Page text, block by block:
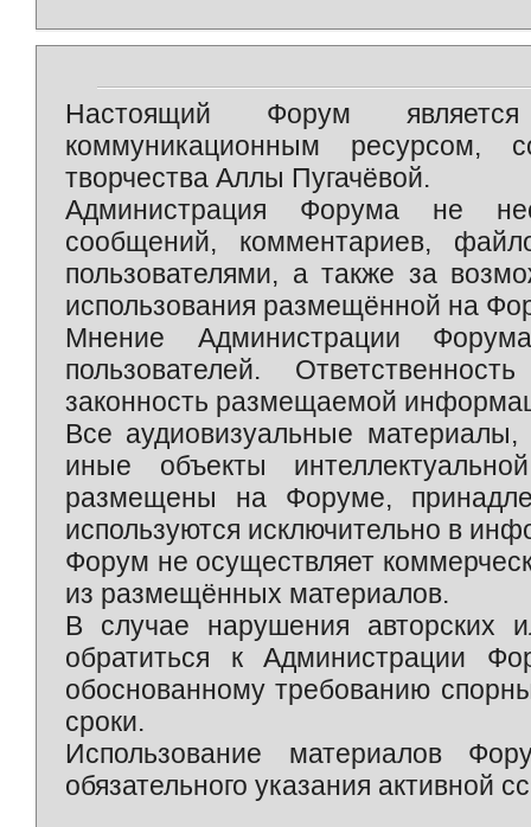
Настоящий Форум является
коммуникационным ресурсом,
творчества Аллы Пугачёвой.
Администрация Форума не
сообщений, комментариев,
пользователями, а также за
использования размещённой на
Мнение Администрации
пользователей.
законность размещаемой
Все аудиовизуальные
иные объекты
размещены на Форуме,
используются исключительно в
Форум не осуществляет
из размещённых материалов.
В случае нарушения авторских
обратиться к Администрации
обоснованному требованию
сроки.
Использование материалов
обязательного указания активной